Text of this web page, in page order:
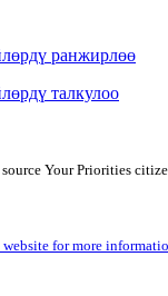
ранжирлөө
талкулоо
Your Priorities
for more